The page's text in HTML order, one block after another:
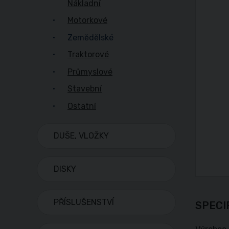
Nákladní
Motorkové
Zemědělské
Traktorové
Průmyslové
Stavební
Ostatní
DUŠE, VLOŽKY
DISKY
PŘÍSLUŠENSTVÍ